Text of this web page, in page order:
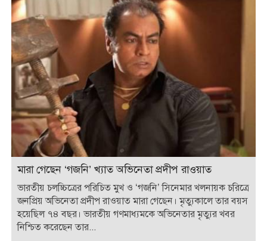
মারা গেছেন ‘গজনি’ খ্যাত অভিনেতা প্রদীপ রাওয়াত
ভারতীয় চলচ্চিত্রের পরিচিত মুখ ও ‘গজনি’ সিনেমার খলনায়ক চরিত্রে
জনপ্রিয় অভিনেতা প্রদীপ রাওয়াত মারা গেছেন। মৃত্যুকালে তার বয়স
হয়েছিল ৭৪ বছর। ভারতীয় গণমাধ্যমকে অভিনেতার মৃত্যুর খবর
নিশ্চিত করেছেন তার...